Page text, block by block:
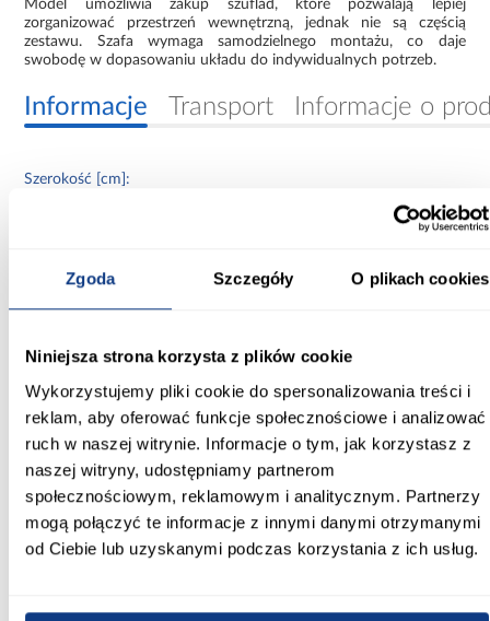
Zgoda Szczegóły O plikach cookies
Niniejsza strona korzysta z plików cookie
Wykorzystujemy pliki cookie do spersonalizowania treści i
reklam, aby oferować funkcje społecznościowe i analizować
ruch w naszej witrynie. Informacje o tym, jak korzystasz z
naszej witryny, udostępniamy partnerom
społecznościowym, reklamowym i analitycznym. Partnerzy
mogą połączyć te informacje z innymi danymi otrzymanymi
od Ciebie lub uzyskanymi podczas korzystania z ich usług.
Model umożliwia zakup szuflad, które pozwalają lepiej
zorganizować przestrzeń wewnętrzną, jednak nie są częścią
zestawu. Szafa wymaga samodzielnego montażu, co daje
swobodę w dopasowaniu układu do indywidualnych potrzeb.
Informacje Transport Informacje o
Szerokość [cm]:
60.00
235.20
Kolor frontów:
kaszmir
Kolor korpusu:
kaszmir
Wybarwienie:
Lustro: